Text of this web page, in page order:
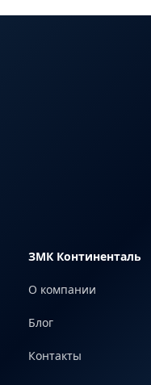
ЗМК Континенталь
О компании
Блог
Контакты